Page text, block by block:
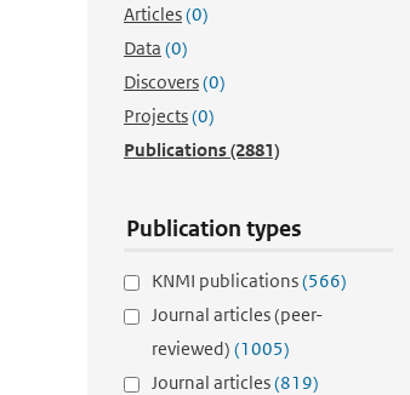
Articles(0)
Data (0)
Discovers(0)
Projects(0)
Publications(2881)
Publication types
KNMI publications(566)
Journal articles (peer-
reviewed) (1005)
Journal articles(819)